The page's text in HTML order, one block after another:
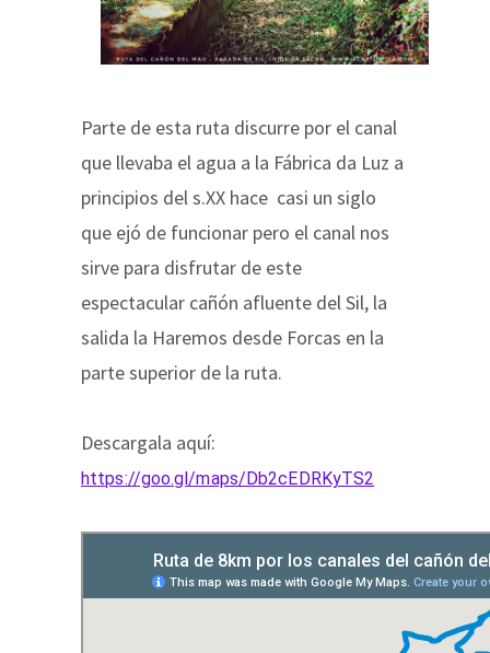
Parte de esta ruta discurre por el canal
que llevaba el agua a la Fábrica da Luz a
principios del s.XX hace casi un siglo
que ejó de funcionar pero el canal nos
sirve para disfrutar de este
espectacular cañón afluente del Sil, la
salida la Haremos desde Forcas en la
parte superior de la ruta.
Descargala aquí:
https://goo.gl/maps/Db2cEDRKyTS2